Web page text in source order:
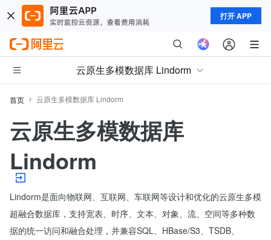
打开 APP
云原生多模数据库 Lindorm
首页 云原生多模数据库 Lindorm
云原生多模数据库
Lindorm
Lindorm是面向物联网、互联网、车联网等设计和优化的云原生多模
超融合数据库，支持宽表、时序、文本、对象、流、空间等多种数
据的统一访问和融合处理，并兼容SQL、HBase/S3、TSDB、